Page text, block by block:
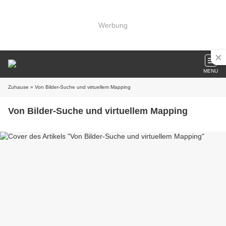
Werbung
MENU
Zuhause » Von Bilder-Suche und virtuellem Mapping
Von Bilder-Suche und virtuellem Mapping